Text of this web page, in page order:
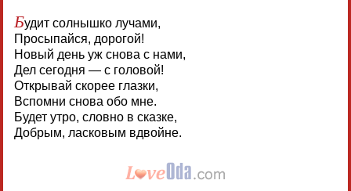
Будит солнышко лучами,
Просыпайся, дорогой!
Новый день уж снова с нами,
Дел сегодня — с головой!
Открывай скорее глазки,
Вспомни снова обо мне.
Будет утро, словно в сказке,
Добрым, ласковым вдвойне.